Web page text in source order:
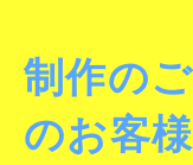
制作の
のお客